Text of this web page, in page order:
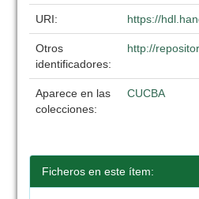
URI: https://
Otros
identificadores:
http://
Aparece en las
colecciones:
CUCBA
Ficheros en este ítem: